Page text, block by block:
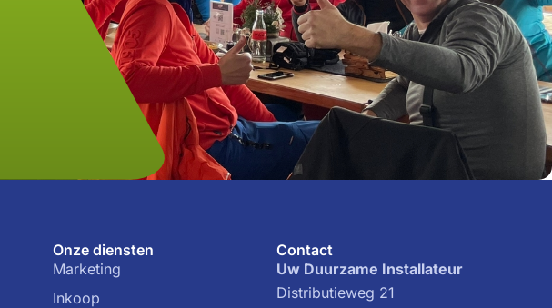
Onze diensten
Marketing
Inkoop
Contact
Uw Duurzame Installateur
Distributieweg 21